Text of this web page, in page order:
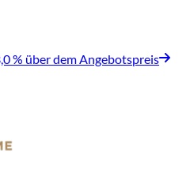
% über dem Angebotspreis